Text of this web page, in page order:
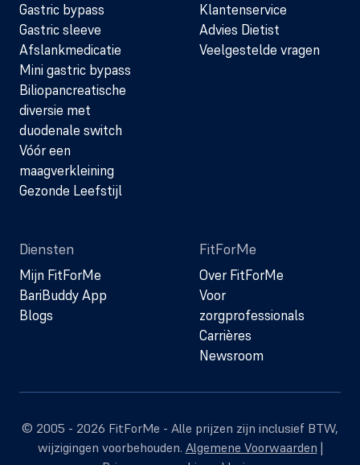
Gastric bypass
Gastric sleeve
Afslankmedicatie
Mini gastric bypass
Biliopancreatische
diversie met
duodenale switch
Vóór een
maagverkleining
Gezonde Leefstijl
Klantenservice
Advies Dietist
Veelgestelde vragen
Diensten
Mijn FitForMe
BariBuddy App
Blogs
FitForMe
Over FitForMe
Voor
zorgprofessionals
Carrières
Newsroom
© 2005 - 2026 FitForMe - Alle prijzen zijn inclusief BTW,
wijzigingen voorbehouden. Algemene Voorwaarden |